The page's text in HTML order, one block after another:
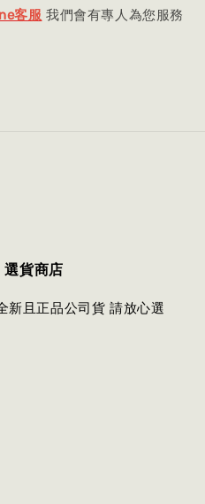
客服 我們會有專人為您服務
貨商店
新且正品公司貨 請放心選